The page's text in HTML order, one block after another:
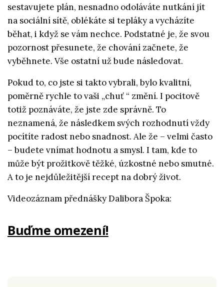
sestavujete plán, nesnadno odoláváte nutkání jít
na sociální sítě, oblékáte si tepláky a vycházíte
běhat, i když se vám nechce. Podstatné je, že svou
pozornost přesunete, že chování začnete, že
vyběhnete. Vše ostatní už bude následovat.
Pokud to, co jste si takto vybrali, bylo kvalitní,
poměrně rychle to vaši „chuť “ změní. I pocitově
totiž poznáváte, že jste zde správně. To
neznamená, že následkem svých rozhodnutí vždy
pocítíte radost nebo snadnost. Ale že – velmi často
– budete vnímat hodnotu a smysl. I tam, kde to
může být prožitkově těžké, úzkostné nebo smutné.
A to je nejdůležitější recept na dobrý život.
Videozáznam přednášky Dalibora Špoka:
Buďme omezení!